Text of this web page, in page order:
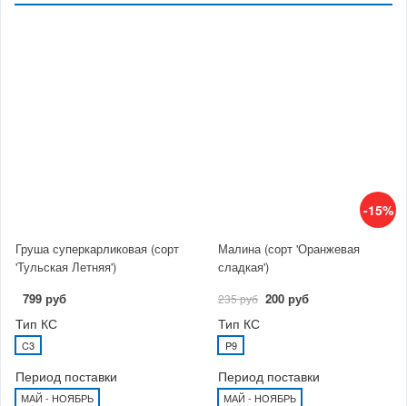
Груша суперкарликовая (сорт
'Тульская Летняя')
799 руб
Тип КС
C3
Период поставки
МАЙ - НОЯБРЬ
-15%
Малина (сорт 'Оранжевая
сладкая')
235 руб 200 руб
Тип КС
P9
Период поставки
МАЙ - НОЯБРЬ